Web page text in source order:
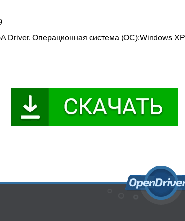
Driver. Операционная система (ОС):Windows XP